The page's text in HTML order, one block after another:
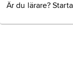
Är du lärare?